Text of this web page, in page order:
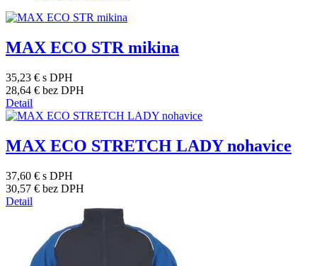
MAX ECO STR mikina
35,23 € s DPH
28,64 € bez DPH
Detail
MAX ECO STRETCH LADY nohavice
37,60 € s DPH
30,57 € bez DPH
Detail